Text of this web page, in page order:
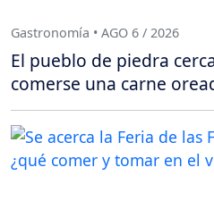
Gastronomía • AGO 6 / 2026
El pueblo de piedra
comerse una carne